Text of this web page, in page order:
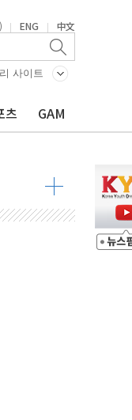
| ENG | 中文
사이트
츠 GAM
빈↓